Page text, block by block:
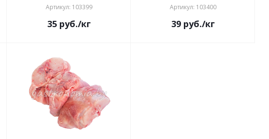
Артикул: 103399
35руб./кг
Артикул: 103400
39руб./кг